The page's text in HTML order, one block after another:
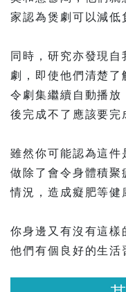
家認為煲劇可以減低
同時，研究亦發現
劇，即使他們清楚
令劇集繼續自動播放
後完成不了應該要完
雖然你可能認為這件
做除了會令身體積聚
情況，造成癡肥等健
你身邊又有沒有這樣
他們有個良好的生活